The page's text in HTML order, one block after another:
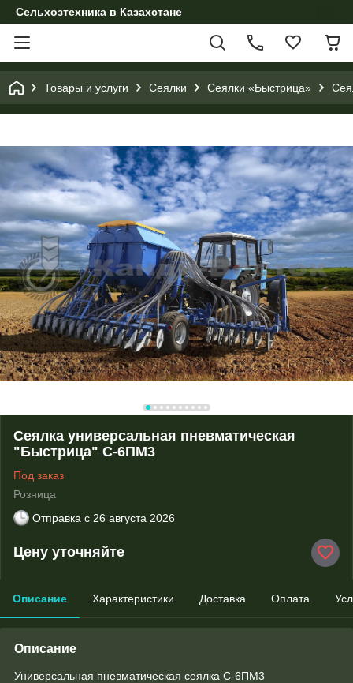
Сельхозтехника в Казахстане
Товары и услуги Сеялки Сеялки «Быстрица»
Сеялка универсальная пневматическая
"Быстрица" С-6ПМ3
Под заказ
Розница
Отправка с 26 августа 2026
Цену уточняйте
Описание Характеристики Доставка Оплата
Описание
Универсальная пневматическая сеялка С-6ПМ3